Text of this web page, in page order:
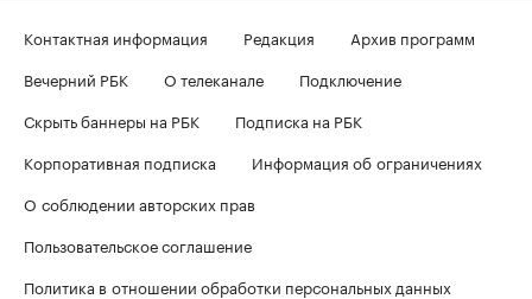
Контактная информация Редакция
Архив программ
Вечерний РБК
О телеканале
Подключение
Скрыть баннеры на РБК
Подписка на РБК
Корпоративная подписка
Информация об ограничениях
О соблюдении авторских прав
Пользовательское соглашение
Политика в отношении обработки персональных данных